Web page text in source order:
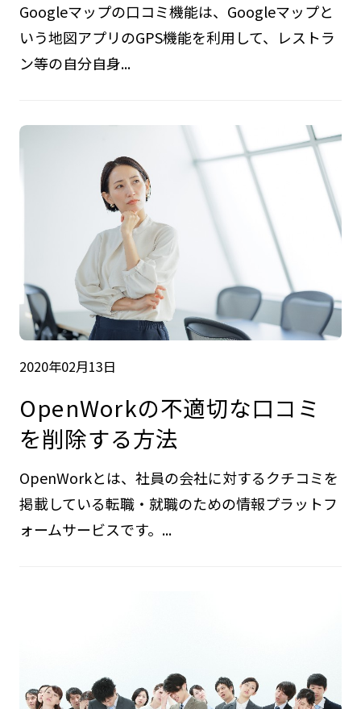
Googleマップの口コミ機能は、Googleマップと
いう地図アプリのGPS機能を利用して、レストラ
ン等の自分自身...
2020年02月13日
OpenWorkの不適切な口コミ
を削除する方法
OpenWorkとは、社員の会社に対するクチコミを
掲載している転職・就職のための情報プラットフ
ォームサービスです。...